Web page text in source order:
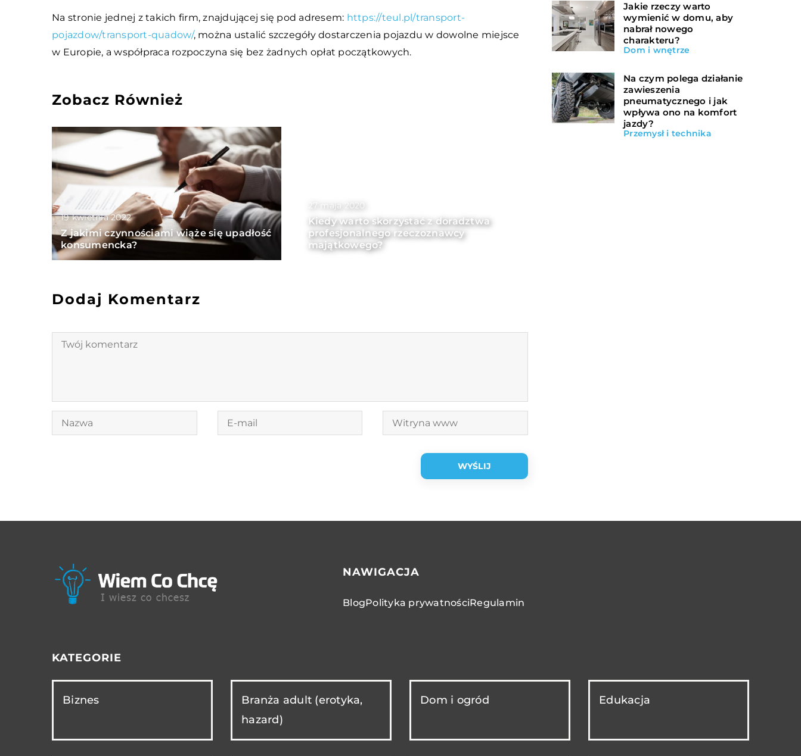
Na stronie jednej z takich firm, znajdującej się pod adresem: https://teul.pl/transport-
pojazdow/transport-quadow/, można ustalić szczegóły dostarczenia pojazdu w dowolne miejsce
w Europie, a współpraca rozpoczyna się bez żadnych opłat początkowych.
Zobacz Również
19 kwietnia 2022
Z jakimi czynnościami wiąże się upadłość
konsumencka?
27 maja 2020
Kiedy warto skorzystać z doradztwa
profesjonalnego rzeczoznawcy
majątkowego?
Dodaj Komentarz
Jakie rzeczy warto
wymienić w domu, aby
nabrał nowego
charakteru?
Dom i wnętrze
Na czym polega działanie
zawieszenia
pneumatycznego i jak
wpływa ono na komfort
jazdy?
Przemysł i technika
NAWIGACJA
BlogPolityka prywatnościRegulamin
KATEGORIE
Biznes
Branża adult (erotyka,
hazard)
Dom i ogród Edukacja